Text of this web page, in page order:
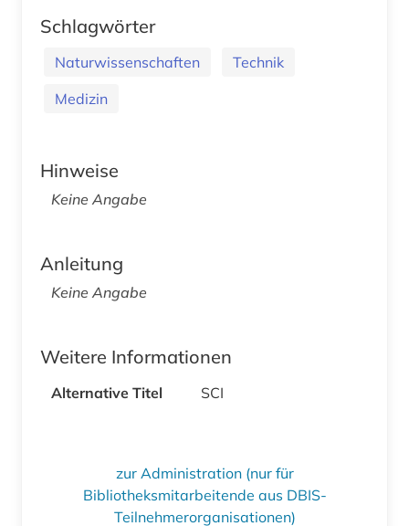
Schlagwörter
Naturwissenschaften
Technik
Medizin
Hinweise
Keine Angabe
Anleitung
Keine Angabe
Weitere Informationen
Alternative Titel SCI
zur Administration (nur für
Bibliotheksmitarbeitende aus DBIS-
Teilnehmerorganisationen)